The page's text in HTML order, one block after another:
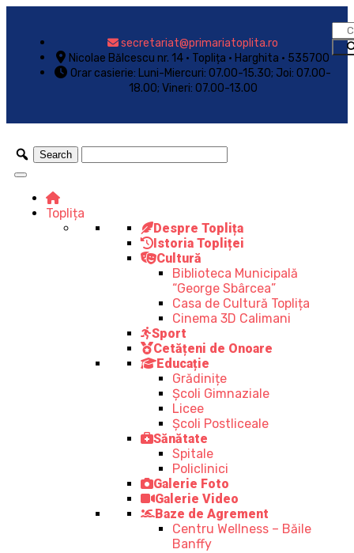
secretariat@primariatoplita.ro
Nicolae Bălcescu nr. 14 • Toplița • Harghita • 535700
Orar casierie: Luni-Miercuri: 07.00-15.30; Joi: 07.00-
18.00; Vineri: 07.00-13.00
Toplița
Despre Toplița
Istoria Topliței
Cultură
Biblioteca Municipală
“George Sbârcea”
Casa de Cultură Toplița
Cinema 3D Calimani
Sport
Cetățeni de Onoare
Educație
Grădinițe
Școli Gimnaziale
Licee
Școli Postliceale
Sănătate
Spitale
Policlinici
Galerie Foto
Galerie Video
Baze de Agrement
Centru Wellness – Băile
Banffy